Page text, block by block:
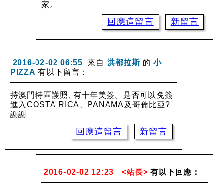
家。
回應這留言 新留言
2016-02-02 06:55 來自 洪都拉斯 的 小
PIZZA 有以下留言：
持澳門特區護照, 有十年美簽。是否可以免簽
進入COSTA RICA、PANAMA及哥倫比亞?
謝謝
回應這留言 新留言
2016-02-02 12:23 <站長> 有以下回應：